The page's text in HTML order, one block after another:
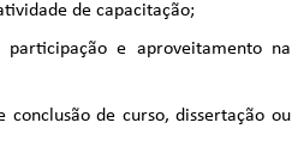
de capacitação;
participação e aproveitamento na
conclusão de curso, dissertação ou